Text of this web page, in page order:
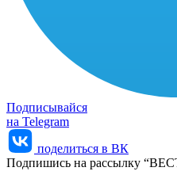
Подписывайся
на Telegram
поделиться в ВК
Подпишись на рассылку